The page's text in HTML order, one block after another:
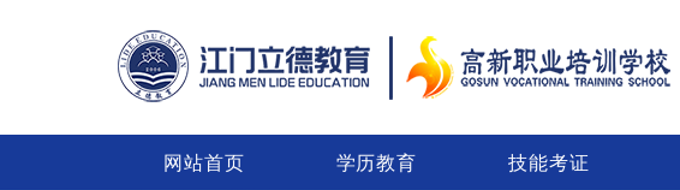
网站首页 学历教育 技能考证